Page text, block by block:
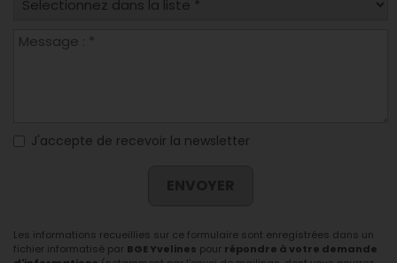
J'accepte de recevoir la newsletter
Les informations recueillies sur ce formulaire sont enregistrées dans un
fichier informatisé par BGE Yvelines pour répondre à votre demande